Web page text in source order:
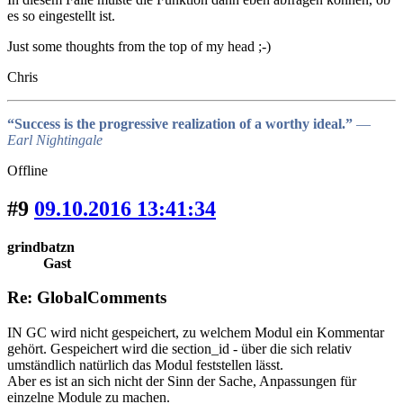
es so eingestellt ist.
Just some thoughts from the top of my head ;-)
Chris
“Success is the progressive realization of a worthy ideal.” ―
Earl Nightingale
Offline
#9 09.10.2016 13:41:34
grindbatzn
Gast
Re: GlobalComments
IN GC wird nicht gespeichert, zu welchem Modul ein Kommentar
gehört. Gespeichert wird die section_id - über die sich relativ
umständlich natürlich das Modul feststellen lässt.
Aber es ist an sich nicht der Sinn der Sache, Anpassungen für
einzelne Module zu machen.